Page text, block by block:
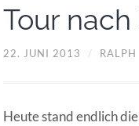
Tour
22. JUNI 2013 / RALPH
Heute stand endlich